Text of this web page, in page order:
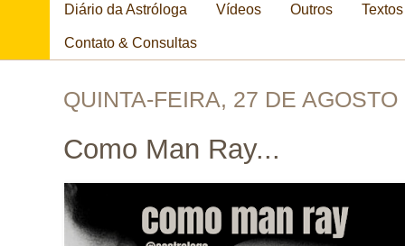
Diário da Astróloga Vídeos Outros
Contato & Consultas
QUINTA-FEIRA, 27 DE
Como Man Ray...